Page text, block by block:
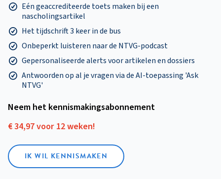
Eén geaccrediteerde toets maken bij een
nascholingsartikel
Het tijdschrift 3 keer in de bus
Onbeperkt luisteren naar de NTVG-podcast
Gepersonaliseerde alerts voor artikelen en dossiers
Antwoorden op al je vragen via de AI-toepassing 'Ask
NTVG'
Neem het kennismakings­abonnement
€ 34,97 voor 12 weken!
IK WIL KENNISMAKEN